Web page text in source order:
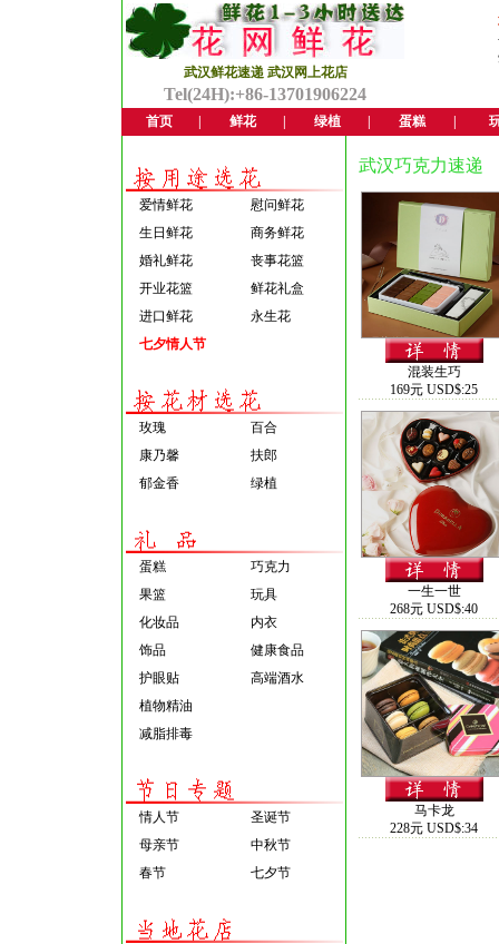
武汉鲜花速递 武汉网上花店
Tel(24H):+86-13701906224
首页 鲜花 绿植 蛋糕
爱情鲜花
慰问鲜花
生日鲜花
商务鲜花
婚礼鲜花
丧事花篮
开业花篮
鲜花礼盒
进口鲜花
永生花
七夕情人节
玫瑰
百合
康乃馨
扶郎
郁金香
绿植
蛋糕
巧克力
果篮
玩具
化妆品
内衣
饰品
健康食品
护眼贴
高端酒水
植物精油
减脂排毒
情人节
圣诞节
母亲节
中秋节
春节
七夕节
武汉巧克力速递
混装生巧
169元 USD$:25
一生一世
268元 USD$:40
马卡龙
228元 USD$:34